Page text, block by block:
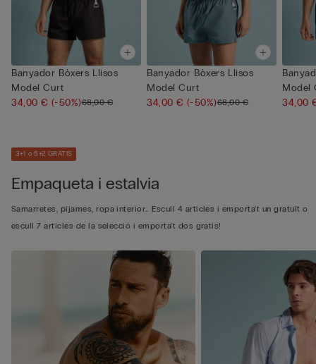
Banyador Bòxers Llisos
Model Curt
34,00 €(-50%)68,00 €
Banyador Bòxers Llisos
Model Curt
34,00 €(-50%)68,00 €
Model
34,00
3+1 o 5+2 GRATIS
Empaqueta i estalvia
Samarretes, pijames, ropa interior… Escull 4 articles i emporta't un gratuït o
escull 7 articles de la selecció i emporta't dos gratis!